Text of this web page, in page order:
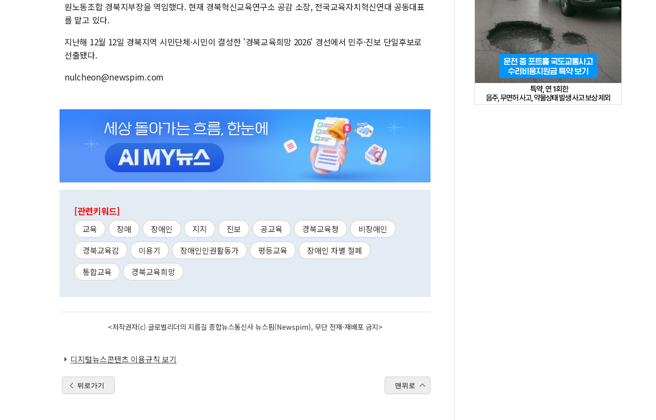
원노동조합 경북지부장을 역임했다. 현재 경북혁신교육연구소 공감 소장, 전국교육자치혁신연대 공동대표
를 맡고 있다.
지난해 12월 12일 경북지역 시민단체·시민이 결성한 '경북교육희망 2026' 경선에서 민주·진보 단일후보로
선출됐다.
nulcheon@newspim.com
[관련키워드]
교육 장애 장애인 지지 진보 공교육 경북교육청
비장애인
경북교육감
이용기 장애인인권활동가 평등교육
장애인 차별 철폐
통합교육
경북교육희망
<저작권자(c) 글로벌리더의 지름길 종합뉴스통신사 뉴스핌(Newspim), 무단 전재-재배포 금지>
디지털뉴스콘텐츠 이용규칙 보기
뒤로가기 맨위로